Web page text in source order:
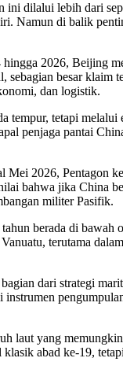
dilalui lebih dari
Namun di balik
2026, Beijing
besar klaim
dan logistik.
tempur, tetapi
penjaga pantai
Mei 2026, Pentagon
bahwa jika China
militer Pasifik.
berada di bawah
terutama
dari strategi
laut yang
abad ke-19,